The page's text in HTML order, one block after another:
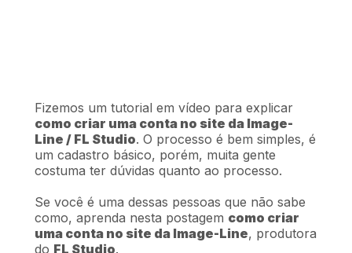
Fizemos um tutorial em vídeo para explicar
como criar uma conta no site da Image-
Line / FL Studio. O processo é bem simples, é
um cadastro básico, porém, muita gente
costuma ter dúvidas quanto ao processo.
Se você é uma dessas pessoas que não sabe
como, aprenda nesta postagem como criar
uma conta no site da Image-Line, produtora
do FL Studio.